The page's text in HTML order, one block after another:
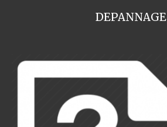
DEPANNAGE